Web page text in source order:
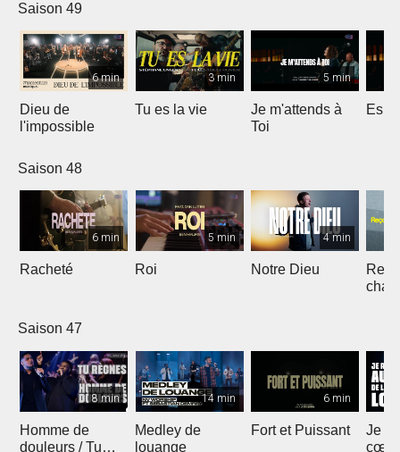
Saison 49
6 min
Dieu de
l'impossible
3 min
Tu es la vie
5 min
Je m'attends à
Toi
Saison 48
6 min
Racheté
5 min
Roi
4 min
Notre Dieu
chant
Saison 47
8 min
Homme de
douleurs / Tu
14 min
Medley de
louange
6 min
Fort et Puissant
Je
cœur